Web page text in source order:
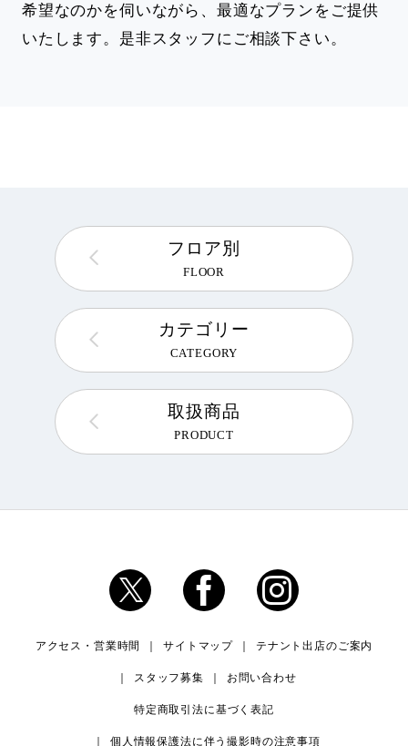
希望なのかを伺いながら、最適なプランをご提供
いたします。是非スタッフにご相談下さい。
フロア別
FLOOR
カテゴリー
CATEGORY
取扱商品
PRODUCT
アクセス・営業時間 サイトマップ テナント出店のご案内
スタッフ募集 お問い合わせ
特定商取引法に基づく表記
個人情報保護法に伴う撮影時の注意事項